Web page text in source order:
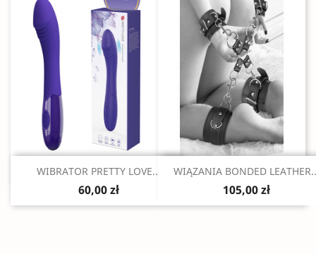
Szybki podgląd
WIBRATOR PRETTY LOVE...
60,00 zł
Szybki podgląd
WIĄZANIA BONDED
105,00 zł